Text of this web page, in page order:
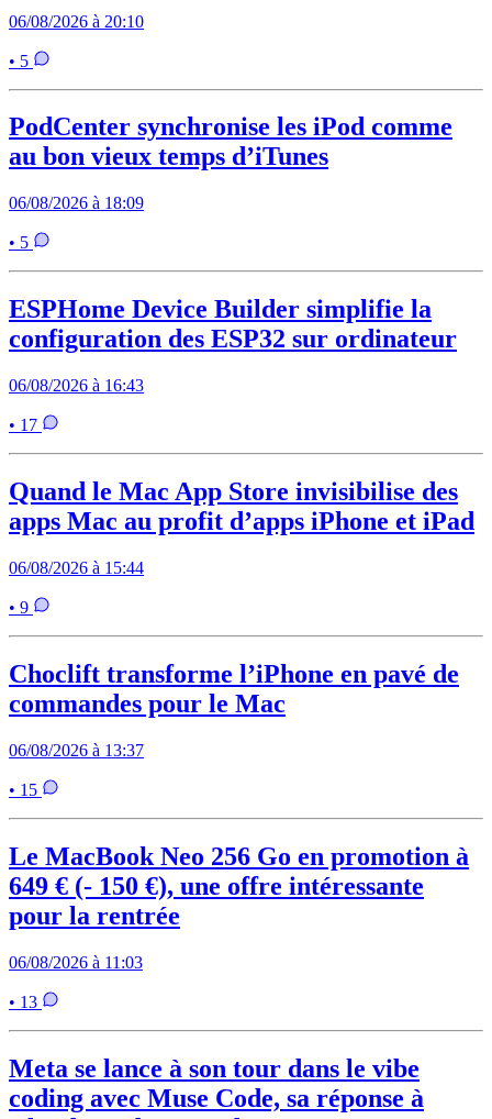
06/08/2026 à 20:10
• 5
PodCenter synchronise les iPod comme
au bon vieux temps d’iTunes
06/08/2026 à 18:09
• 5
ESPHome Device Builder simplifie la
configuration des ESP32 sur ordinateur
06/08/2026 à 16:43
• 17
Quand le Mac App Store invisibilise des
apps Mac au profit d’apps iPhone et iPad
06/08/2026 à 15:44
• 9
Choclift transforme l’iPhone en pavé de
commandes pour le Mac
06/08/2026 à 13:37
• 15
Le MacBook Neo 256 Go en promotion à
649 € (- 150 €), une offre intéressante
pour la rentrée
06/08/2026 à 11:03
• 13
Meta se lance à son tour dans le vibe
coding avec Muse Code, sa réponse à